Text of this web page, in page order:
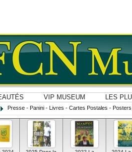
VIP MUSEUM LES
Presse - Panini - Livres - Cartes Postales -